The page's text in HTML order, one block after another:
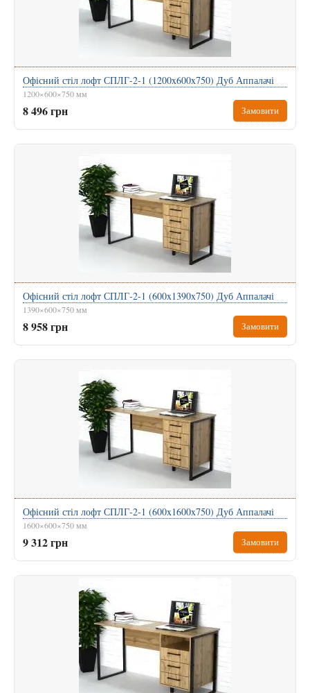
Офісний стіл лофт СПЛГ-2-1 (1200x600x750) Дуб Аппалачі
1200×600×750 мм
8 496 грн Замовити
Офісний стіл лофт СПЛГ-2-1 (600x1390x750) Дуб Аппалачі
1390×600×750 мм
8 958 грн Замовити
Офісний стіл лофт СПЛГ-2-1 (600x1600x750) Дуб Аппалачі
1600×600×750 мм
9 312 грн Замовити